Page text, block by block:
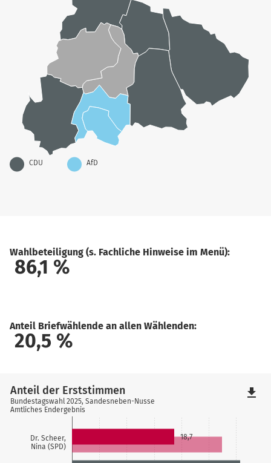
CDU AfD
Wahlbeteiligung (s. Fachliche Hinweise im Menü):
86,1 %
Anteil Briefwählende an allen Wählenden:
20,5 %
Dr. Scheer,
Nina (SPD)
18,7
Anteil der Erststimmen
Bundestagswahl 2025, Sandesneben-Nusse
Amtliches Endergebnis
file_download